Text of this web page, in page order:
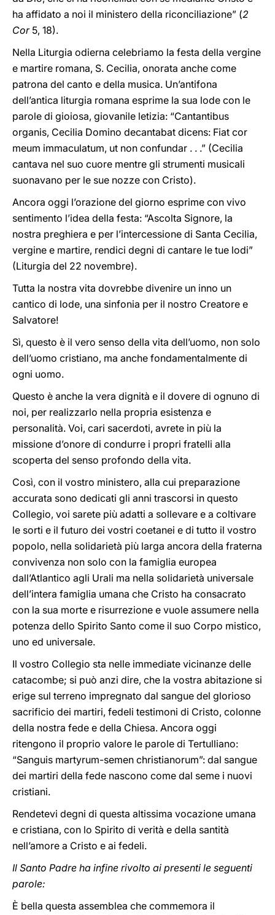
ha affidato a noi il ministero della riconciliazione” (2
Cor5, 18).
Nella Liturgia odierna celebriamo la festa della vergine
e martire romana, S. Cecilia, onorata anche come
patrona del canto e della musica. Un’antifona
dell’antica liturgia romana esprime la sua lode con le
parole di gioiosa, giovanile letizia: “Cantantibus
organis, Cecilia Domino decantabat dicens: Fiat cor
meum immaculatum, ut non confundar . . .” (Cecilia
cantava nel suo cuore mentre gli strumenti musicali
suonavano per le sue nozze con Cristo).
Ancora oggi l’orazione del giorno esprime con vivo
sentimento l’idea della festa: “Ascolta Signore, la
nostra preghiera e per l’intercessione di Santa Cecilia,
vergine e martire, rendici degni di cantare le tue lodi”
(Liturgia del 22 novembre).
Tutta la nostra vita dovrebbe divenire un inno un
cantico di lode, una sinfonia per il nostro Creatore e
Salvatore!
Sì, questo è il vero senso della vita dell’uomo, non solo
dell’uomo cristiano, ma anche fondamentalmente di
ogni uomo.
Questo è anche la vera dignità e il dovere di ognuno di
noi, per realizzarlo nella propria esistenza e
personalità. Voi, cari sacerdoti, avrete in più la
missione d’onore di condurre i propri fratelli alla
scoperta del senso profondo della vita.
Così, con il vostro ministero, alla cui preparazione
accurata sono dedicati gli anni trascorsi in questo
Collegio, voi sarete più adatti a sollevare e a coltivare
le sorti e il futuro dei vostri coetanei e di tutto il vostro
popolo, nella solidarietà più larga ancora della fraterna
convivenza non solo con la famiglia europea
dall’Atlantico agli Urali ma nella solidarietà universale
dell’intera famiglia umana che Cristo ha consacrato
con la sua morte e risurrezione e vuole assumere nella
potenza dello Spirito Santo come il suo Corpo mistico,
uno ed universale.
Il vostro Collegio sta nelle immediate vicinanze delle
catacombe; si può anzi dire, che la vostra abitazione si
erige sul terreno impregnato dal sangue del glorioso
sacrificio dei martiri, fedeli testimoni di Cristo, colonne
della nostra fede e della Chiesa. Ancora oggi
ritengono il proprio valore le parole di Tertulliano:
“Sanguis martyrum-semen christianorum”: dal sangue
dei martiri della fede nascono come dal seme i nuovi
cristiani.
Rendetevi degni di questa altissima vocazione umana
e cristiana, con lo Spirito di verità e della santità
nell’amore a Cristo e ai fedeli.
Il Santo Padre ha infine rivolto ai presenti le seguenti
parole:
È bella questa assemblea che commemora il